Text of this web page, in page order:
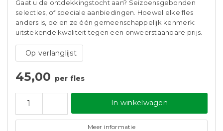
Gaat u de ontdekkingstocht aan? Seizoensgebonden
selecties, of speciale aanbiedingen. Hoewel elke fles
anders is, delen ze één gemeenschappelijk kenmerk:
uitstekende kwaliteit tegen een onweerstaanbare prijs.
Op verlanglijst
45,00 per fles
In winkelwagen
Meer informatie